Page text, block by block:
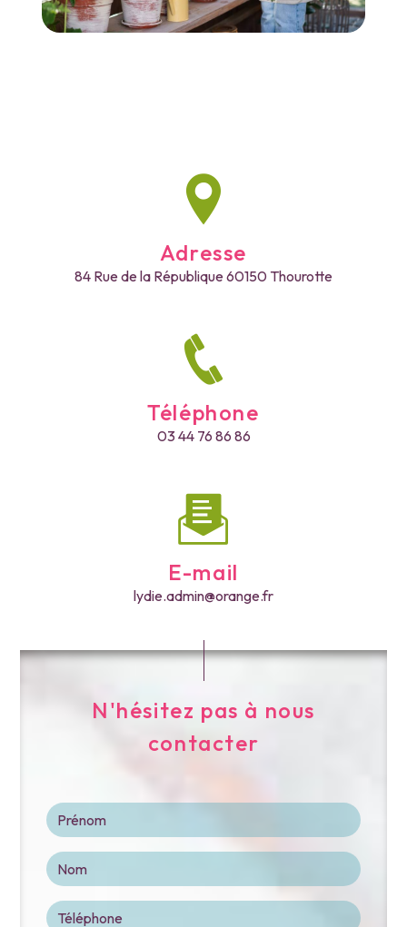
Adresse
84 Rue de la République60150 Thourotte
Téléphone
03 44 76 86 86
E-mail
lydie.admin@orange.fr
N'hésitez pas à nous
contacter